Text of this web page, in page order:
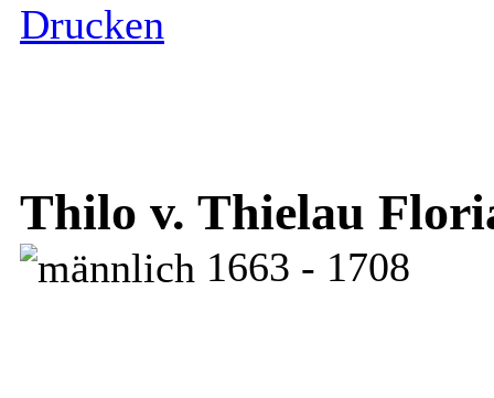
Drucken
Thilo v. Thielau
1663 - 1708